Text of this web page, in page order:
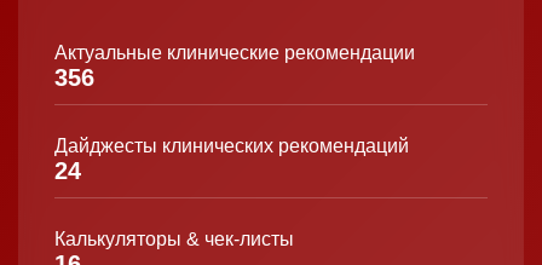
Актуальные клинические рекомендации
356
Дайджесты клинических рекомендаций
24
Калькуляторы & чек-листы